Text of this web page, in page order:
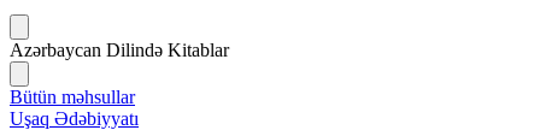
Azərbaycan Dilində Kitablar
Bütün məhsullar
Uşaq Ədəbiyyatı